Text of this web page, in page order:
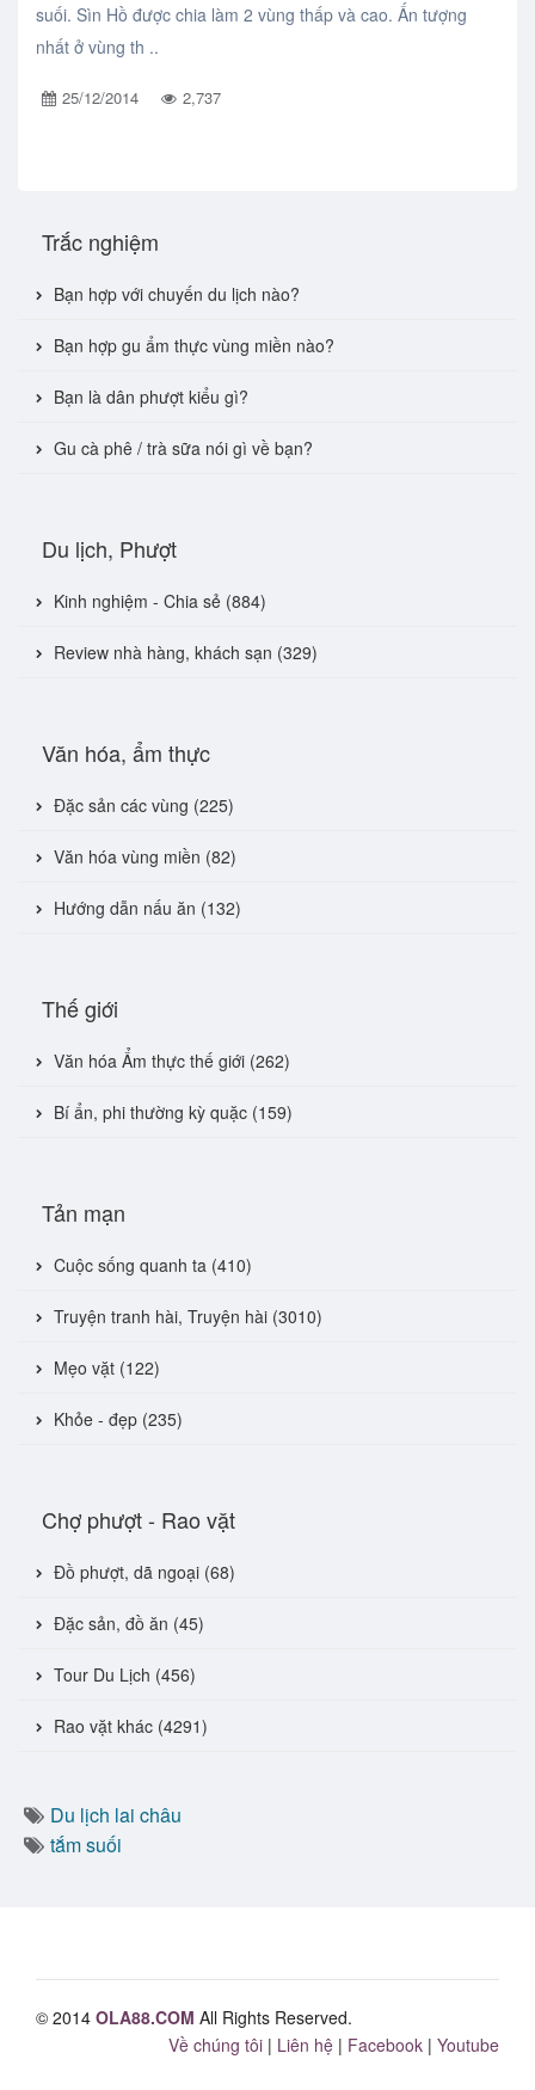
suối. Sìn Hồ được chia làm 2 vùng thấp và cao. Ấn tượng
nhất ở vùng th ..
25/12/2014 2,737
Trắc nghiệm
Bạn hợp với chuyến du lịch nào?
Bạn hợp gu ẩm thực vùng miền nào?
Bạn là dân phượt kiểu gì?
Gu cà phê / trà sữa nói gì về bạn?
Du lịch, Phượt
Kinh nghiệm - Chia sẻ (884)
Review nhà hàng, khách sạn (329)
Văn hóa, ẩm thực
Đặc sản các vùng (225)
Văn hóa vùng miền (82)
Hướng dẫn nấu ăn (132)
Thế giới
Văn hóa Ẩm thực thế giới (262)
Bí ẩn, phi thường kỳ quặc (159)
Tản mạn
Cuộc sống quanh ta (410)
Truyện tranh hài, Truyện hài (3010)
Mẹo vặt (122)
Khỏe - đẹp (235)
Chợ phượt - Rao vặt
Đồ phượt, dã ngoại (68)
Đặc sản, đồ ăn (45)
Tour Du Lịch (456)
Rao vặt khác (4291)
Du lịch lai châu
tắm suối
© 2014 OLA88.COM All Rights Reserved.
Về chúng tôi | Liên hệ | Facebook | Youtube